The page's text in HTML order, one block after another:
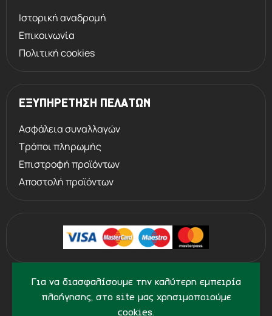
Για να διασφαλίσουμε την καλύτερη εμπειρία
πλοήγησης, στο site μας χρησιμοποιούμε
cookies.
Ιστορική αναδρομή
Επικοινωνία
Πολιτική cookies
ΕΞΥΠΗΡΕΤΗΣΗ ΠΕΛΑΤΩΝ
Ασφάλεια συναλλαγών
Τρόποι πληρωμής
Επιστροφή προϊόντων
Αποστολή προϊόντων
© 2013 - 2026 PERVOLARAKIS1924.GR